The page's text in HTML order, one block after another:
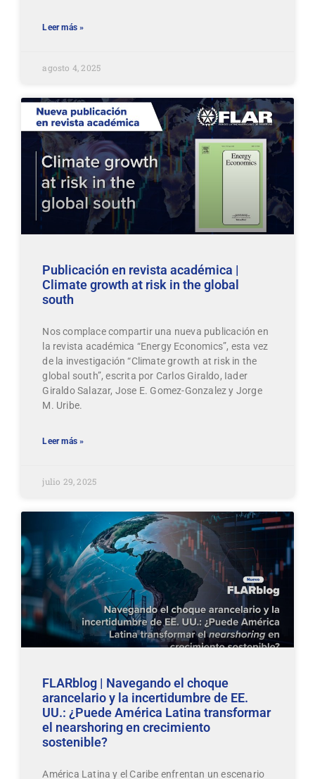
Leer más »
agosto 4, 2025
Publicación en revista académica |
Climate growth at risk in the global
south
Nos complace compartir una nueva publicación en
la revista académica “Energy Economics”, esta vez
de la investigación “Climate growth at risk in the
global south”, escrita por Carlos Giraldo, Iader
Giraldo Salazar, Jose E. Gomez-Gonzalez y Jorge
M. Uribe.
Leer más »
julio 29, 2025
FLARblog | Navegando el choque
arancelario y la incertidumbre de EE.
UU.: ¿Puede América Latina transformar
el nearshoring en crecimiento
sostenible?
América Latina y el Caribe enfrentan un escenario